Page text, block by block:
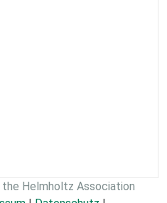
Helmholtz Association